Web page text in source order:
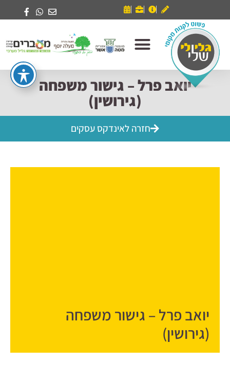
יואב פרל – גישור משפחה
(גירושין)
חזרה לאינדקס עסקים
יואב פרל – גישור משפחה
(גירושין)